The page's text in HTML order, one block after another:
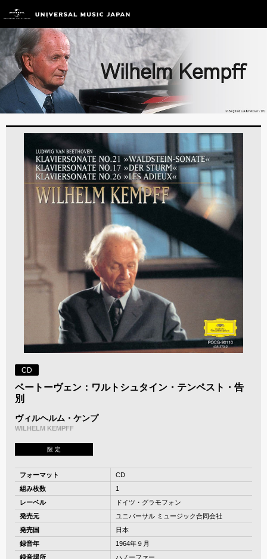
CD
ベートーヴェン：ワルトシュタイン・テンペスト・告
別
ヴィルヘルム・ケンプ
WILHELM KEMPFF
限 定
フォーマット
CD
組み枚数
1
レーベル
ドイツ・グラモフォン
発売元
ユニバーサル ミュージック合同会社
発売国
日本
録音年
1964年９月
録音場所
ハノーファー